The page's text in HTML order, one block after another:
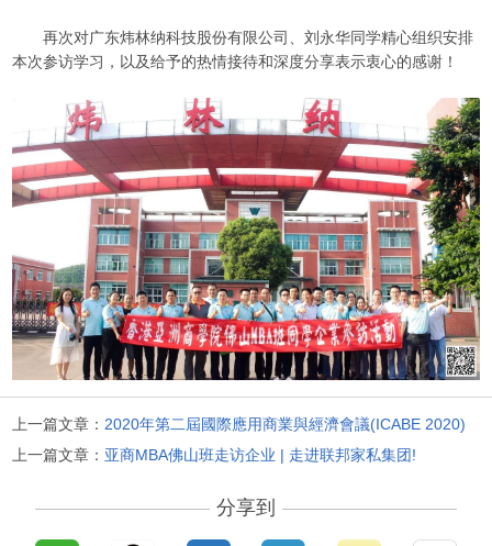
再次对广东炜林纳科技股份有限公司、刘永华同学精心组织安排
本次参访学习，以及给予的热情接待和深度分享表示衷心的感谢！
上一篇文章： 2020年第二屆國際應用商業與經濟會議(ICABE 2020)
上一篇文章： 亚商MBA佛山班走访企业 | 走进联邦家私集团!
分享到